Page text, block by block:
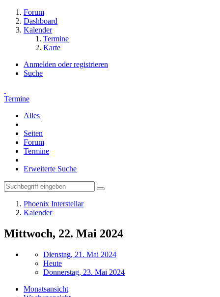
Forum
Dashboard
Kalender
Termine
Karte
Anmelden oder registrieren
Suche
Termine
Alles
Seiten
Forum
Termine
Erweiterte Suche
Phoenix Interstellar
Kalender
Mittwoch, 22. Mai 2024
Dienstag, 21. Mai 2024
Heute
Donnerstag, 23. Mai 2024
Monatsansicht